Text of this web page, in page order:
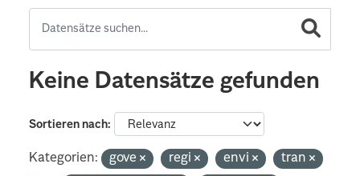
Keine Datensätze gefunden
Sortieren nach
Kategorien: gove regi envi
tran